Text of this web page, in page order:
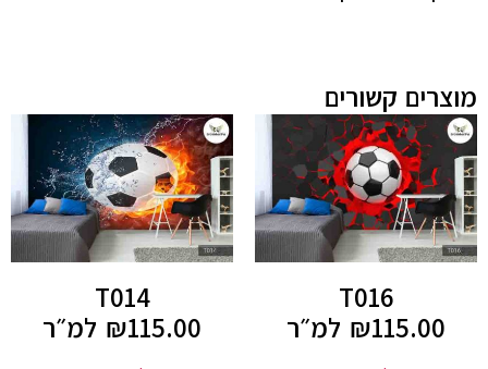
מוצרים קשורים
T016
₪115.00 למ״ר
T014
₪115.00 למ״ר